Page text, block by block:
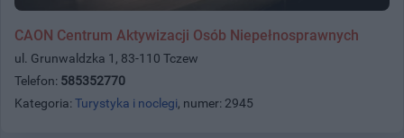
CAON Centrum Aktywizacji Osób Niepełnosprawnych
ul. Grunwaldzka 1, 83-110 Tczew
Telefon: 585352770
Kategoria: Turystyka i noclegi, numer: 2945